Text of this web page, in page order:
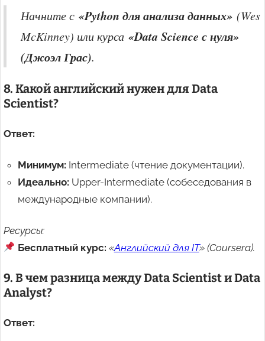
Начните с«Python для анализа данных» (Wes
McKinney) или курса«Data Science с нуля»
(Джоэл Грас).
8. Какой английский нужен для Data
Scientist?
Ответ:
Минимум: Intermediate (чтение документации).
Идеально: Upper-Intermediate (собеседования в
международные компании).
Ресурсы:
Бесплатный курс: «Английский для IT» (Coursera).
9. В чем разница между Data Scientist и Data
Analyst?
Ответ: